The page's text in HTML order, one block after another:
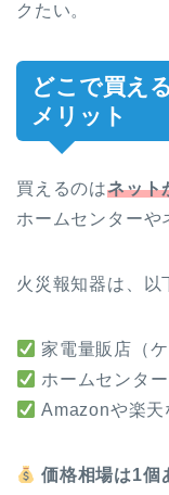
クたい。
どこで買え
メリット
買えるのはネット
ホームセンターや
火災報知器は、以
家電量販店（
ホームセンタ
Amazonや楽天
価格相場は1個